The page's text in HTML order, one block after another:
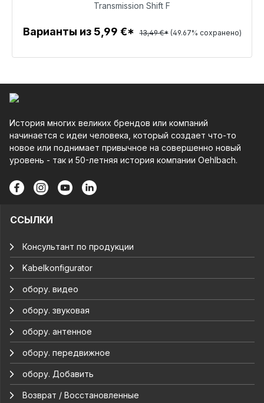
6,79 €
Transmission Shift F
Варианты из 5,99 €* 13,49 €* (49.67% сохранено)
История многих великих брендов или компаний
начинается с идеи человека, который создает что-то
новое или поднимает привычное на совершенно новый
уровень - так и 50-летняя история компании Oehlbach.
ССЫЛКИ
Консультант по продукции
Kabelkonfigurator
обору. видео
обору. звуковая
обору. антенное
обору. передвижное
обору. Добавить
Возврат / Восстановленные